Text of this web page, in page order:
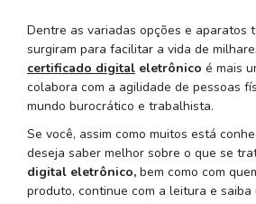
Dentre as variadas opções e aparatos
surgiram para facilitar a vida de
certificado digital eletrônico é mais
colabora com a agilidade de pessoas
mundo burocrático e trabalhista.
Se você, assim como muitos está
deseja saber melhor sobre o que se
digital eletrônico, bem como com
produto, continue com a leitura e saiba